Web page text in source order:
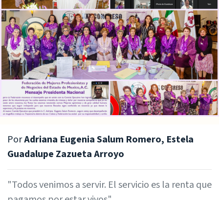
PorAdriana Eugenia Salum Romero, Estela
Guadalupe Zazueta Arroyo
"Todos venimos a servir. El servicio es la renta que